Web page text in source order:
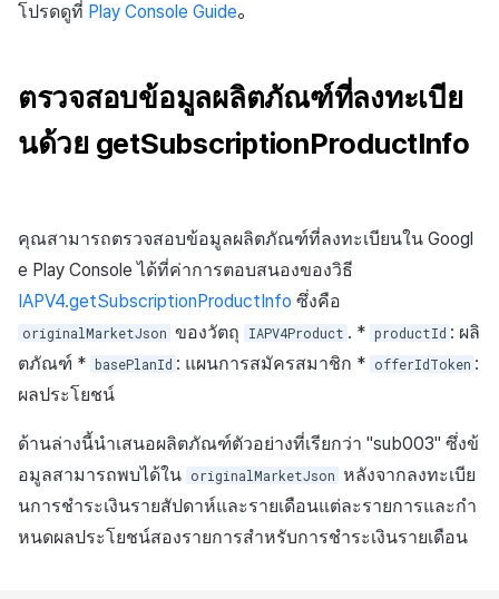
โปรดดูที่ Play Console Guide。
ตรวจสอบข้อมูลผลิตภัณฑ์ที่ลงทะเบีย
นด้วย getSubscriptionProductInfo
คุณสามารถตรวจสอบข้อมูลผลิตภัณฑ์ที่ลงทะเบียนใน Googl
e Play Console ได้ที่ค่าการตอบสนองของวิธี
IAPV4.getSubscriptionProductInfo ซึ่งคือ
originalMarketJson ของวัตถุ IAPV4Product . * productId : ผลิ
ตภัณฑ์ * basePlanId : แผนการสมัครสมาชิก * offerIdToken :
ผลประโยชน์
ด้านล่างนี้นำเสนอผลิตภัณฑ์ตัวอย่างที่เรียกว่า "sub003" ซึ่งข้
อมูลสามารถพบได้ใน originalMarketJson หลังจากลงทะเบีย
นการชำระเงินรายสัปดาห์และรายเดือนแต่ละรายการและกำ
หนดผลประโยชน์สองรายการสำหรับการชำระเงินรายเดือน